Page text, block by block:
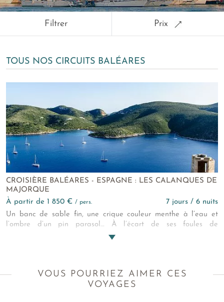
Filtrer Prix
TOUS NOS CIRCUITS BALÉARES
CROISIÈRE BALÉARES - ESPAGNE : LES CALANQUES DE
MAJORQUE
à partir de 1 850 € / pers.
7 jours / 6 nuits
Un banc de sable fin, une crique couleur menthe à l’eau et
l’ombre d’un pin parasol… À l’écart de ses foules de
noctambules, Majorque respire. Cette croisière en catamaran
VOUS POURRIEZ AIMER CES
VOYAGES